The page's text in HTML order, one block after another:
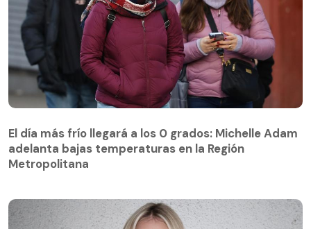
adelanta bajas temperaturas en la Región
Metropolitana
El día más frío llegará a los 0 grados: Michelle Adam
adelanta bajas temperaturas en la Región
Metropolitana